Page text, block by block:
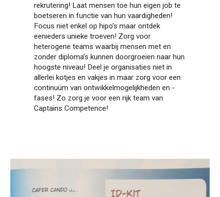
rekrutering! Laat mensen toe hun eigen job te
boetseren in functie van hun vaardigheden!
Focus niet enkel op hipo’s maar ontdek
eenieders unieke troeven! Zorg voor
heterogene teams waarbij mensen met en
zonder diploma’s kunnen doorgroeien naar hun
hoogste niveau! Deel je organisaties niet in
allerlei kotjes en vakjes in maar zorg voor een
continuüm van ontwikkelmogelijkheden en -
fases! Zo zorg je voor een rijk team van
Captains Competence!